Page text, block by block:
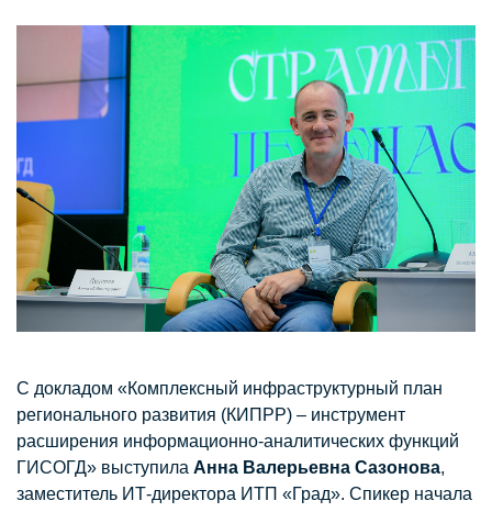
С докладом «Комплексный инфраструктурный план
регионального развития (КИПРР) – инструмент
расширения информационно-аналитических функций
ГИСОГД» выступила Анна Валерьевна Сазонова,
заместитель ИТ-директора ИТП «Град». Спикер начала